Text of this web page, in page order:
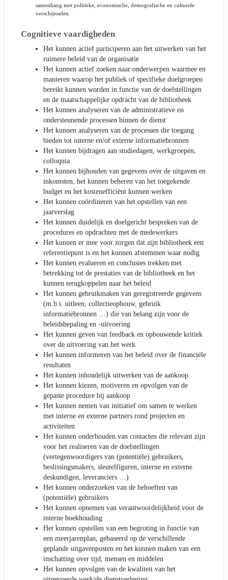
samenhang met politieke, economische, demografische en culturele
verschijnselen.
Cognitieve vaardigheden
Het kunnen actief participeren aan het uitwerken van het
ruimere beleid van de organisatie
Het kunnen actief zoeken naar onderwerpen waarmee en
manieren waarop het publiek of specifieke doelgroepen
bereikt kunnen worden in functie van de doelstellingen
en de maatschappelijke opdracht van de bibliotheek
Het kunnen analyseren van de administratieve en
ondersteunende processen binnen de dienst
Het kunnen analyseren van de processen die toegang
bieden tot interne en/of externe informatiebronnen
Het kunnen bijdragen aan studiedagen, werkgroepen,
colloquia
Het kunnen bijhouden van gegevens over de uitgaven en
inkomsten, het kunnen beheren van het toegekende
budget en het kostenefficiënt kunnen werken
Het kunnen coördineren van het opstellen van een
jaarverslag
Het kunnen duidelijk en doelgericht bespreken van de
procedures en opdrachten met de medewerkers
Het kunnen er mee voor zorgen dat zijn bibliotheek een
referentiepunt is en het kunnen afstemmen waar nodig
Het kunnen evalueren en conclusies trekken met
betrekking tot de prestaties van de bibliotheek en het
kunnen terugkoppelen naar het beleid
Het kunnen gebruikmaken van geregistreerde gegevens
(m.b.t. uitleen, collectieopbouw, gebruik
informatiebronnen …) die van belang zijn voor de
beleidsbepaling en -uitvoering
Het kunnen geven van feedback en opbouwende kritiek
over de uitvoering van het werk
Het kunnen informeren van het beleid over de financiële
resultaten
Het kunnen inhoudelijk uitwerken van de aankoop
Het kunnen kiezen, motiveren en opvolgen van de
gepaste procedure bij aankoop
Het kunnen nemen van initiatief om samen te werken
met interne en externe partners rond projecten en
activiteiten
Het kunnen onderhouden van contacten die relevant zijn
voor het realiseren van de doelstellingen
(vertegenwoordigers van (potentiële) gebruikers,
beslissingsmakers, sleutelfiguren, interne en externe
deskundigen, leveranciers …)
Het kunnen onderzoeken van de behoeften van
(potentiële) gebruikers
Het kunnen opnemen van verantwoordelijkheid voor de
interne boekhouding
Het kunnen opstellen van een begroting in functie van
een meerjarenplan, gebaseerd op de verschillende
geplande uitgavenposten en het kunnen maken van een
inschatting over tijd, mensen en middelen
Het kunnen opvolgen van de kwaliteit van het